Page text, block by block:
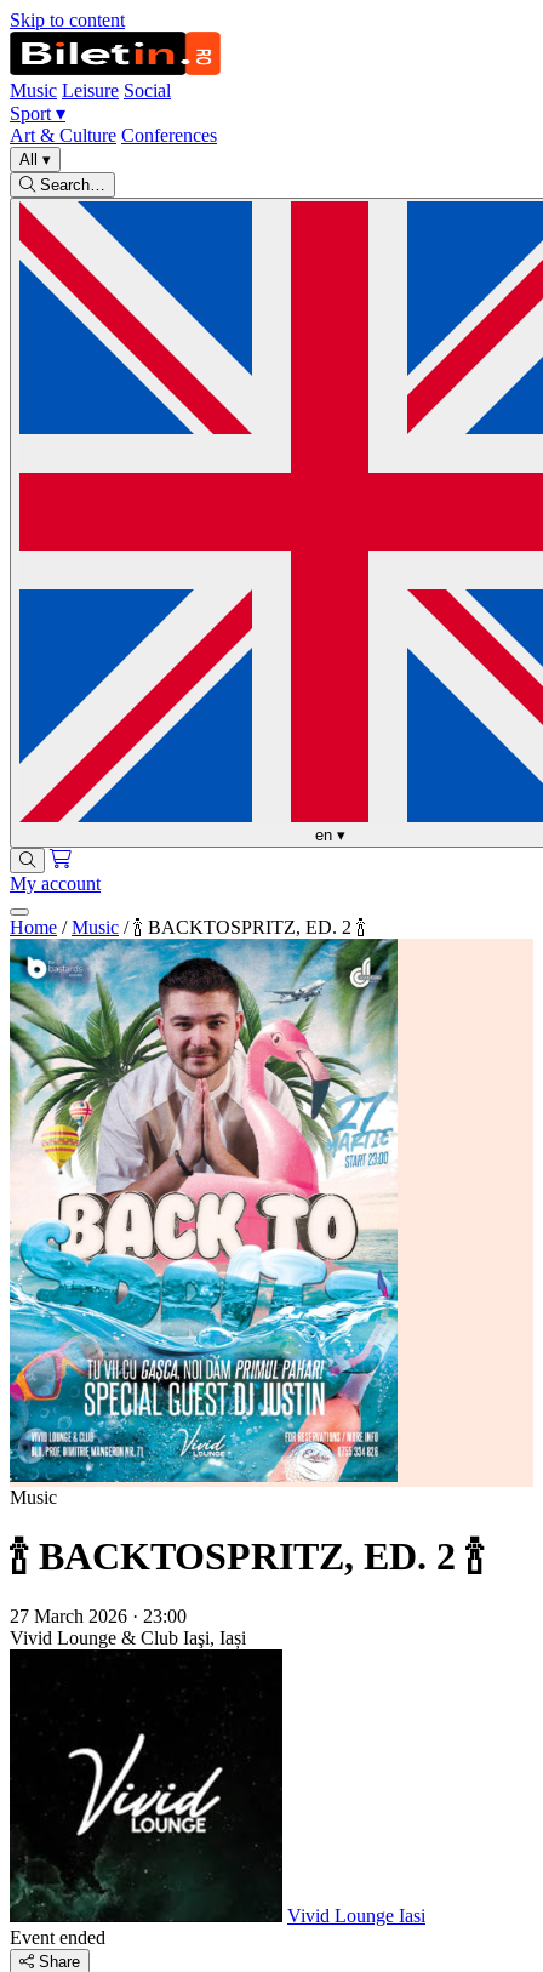
Skip to content
Music Leisure Social
Sport ▾
Art & Culture Conferences
All ▾
Search…
en ▾
My account
Home / Music / 🍾 BACKTOSPRITZ, ED. 2 🍾
Music
🍾 BACKTOSPRITZ, ED. 2 🍾
27 March 2026 · 23:00
Vivid Lounge & Club Iaşi, Iași
Vivid Lounge Iasi
Event ended
Share